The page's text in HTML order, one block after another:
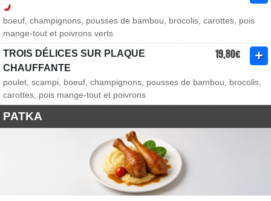
boeuf, champignons, pousses de bambou, brocolis, carottes, pois
mange-tout et poivrons verts
TROIS DÉLICES SUR PLAQUE
CHAUFFANTE
19,80€
poulet, scampi, boeuf, champignons, pousses de bambou, brocolis,
carottes, pois mange-tout et poivrons
PATKA